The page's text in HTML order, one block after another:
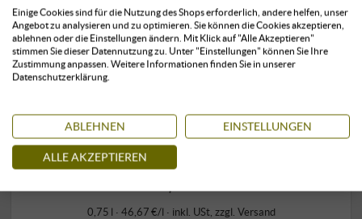
Barbera d’Alba DOC 2024
Bruno Giacosa | Piemont
35,00 €
0,75 l · 46,67 €/l · inkl. USt, zzgl. Versand
Einige Cookies sind für die Nutzung des Shops erforderlich, andere helfen, unser
Angebot zu analysieren und zu optimieren. Sie können die Cookies akzeptieren,
ablehnen oder die Einstellungen ändern. Mit Klick auf "Alle Akzeptieren"
stimmen Sie dieser Datennutzung zu. Unter "Einstellungen" können Sie Ihre
Zustimmung anpassen. Weitere Informationen finden Sie in unserer
Datenschutzerklärung.
ABLEHNEN EINSTELLUNGEN
ALLE AKZEPTIEREN